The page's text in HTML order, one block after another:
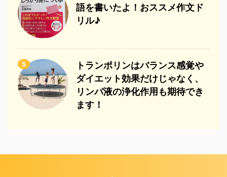
語を書いたよ！おススメ作文ド
リル♪
5
トランポリンはバランス感覚や
ダイエット効果だけじゃなく、
リンパ液の浄化作用も期待でき
ます！